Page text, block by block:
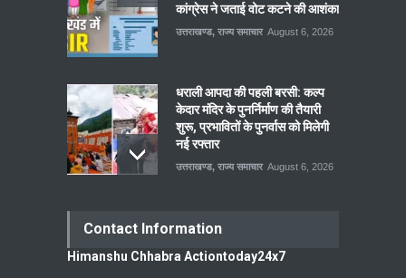
कांग्रेस ने जताई वोट कटने की आशंका
उत्तराखण्ड, राज्य समाचार August 6, 2026
धराली आपदा की पहली बरसी: कल्प
केदार मंदिर के पुनर्निर्माण की तैयारी
शुरू, प्रभावितों के पुनर्वास को मिलेगी
नई रफ्तार
उत्तराखण्ड, राज्य समाचार August 6, 2026
Contact Information
Himanshu Chhabra Actiontoday24x7